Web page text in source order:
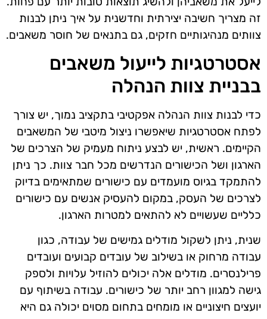
זה מצריך חשיבה יצירתית וחדשנית על איך ניתן לבנות
צוותים מנהיגותיים חזקים, גם בתנאים של חוסר משאבים.
אסטרטגיות לייעול משאבים
בבניית צוות הנהלה
כדי לבנות צוות הנהלה אפקטיבי בתקציב נמוך, יש צורך
לפתח אסטרטגיות שיאפשרו ניצול מיטבי של המשאבים
הקיימים. ראשית, יש לבצע ניתוח מעמיק של הצרכים של
הארגון ושל הכישורים הנדרשים מכל חבר צוות. כך ניתן
להתמקד בגיוס מועמדים עם כישורים שמתאימים בדיוק
לצרכים של העסק, במקום להעסיק אנשים עם כישורים
כלליים שעשויים לא להתאים למטרות הארגון.
שנית, ניתן לשקול מודלים גמישים של עבודה, כגון
עבודה מרחוק או בשילוב של עובדים קבועים ועובדים
פרילנסרים. מודלים אלה יכולים להוזיל עלויות ולספק
גישה למגוון רחב יותר של כישורים. עבודה בשיתוף עם
יועצים חיצוניים או מומחים בתחום מסוים יכולה גם היא